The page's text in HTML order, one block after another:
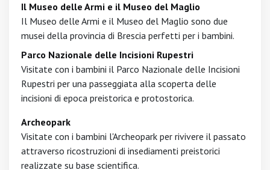
Il Museo delle Armi e il Museo del Maglio
Il Museo delle Armi e il Museo del Maglio sono due
musei della provincia di Brescia perfetti per i bambini.
Parco Nazionale delle Incisioni Rupestri
Visitate con i bambini il Parco Nazionale delle Incisioni
Rupestri per una passeggiata alla scoperta delle
incisioni di epoca preistorica e protostorica.
Archeopark
Visitate con i bambini l'Archeopark per rivivere il passato
attraverso ricostruzioni di insediamenti preistorici
realizzate su base scientifica.